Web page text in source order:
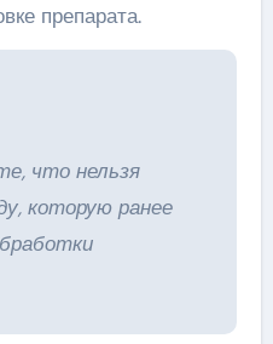
препарата.
что нельзя
которую ранее